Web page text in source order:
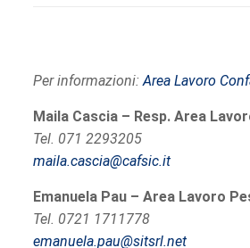
Per informazioni:Area Lavoro
Maila Cascia – Resp. Area
Tel. 071 2293205
maila.cascia@cafsic.it
Emanuela Pau – Area Lavoro
Tel. 0721 1711778
emanuela.pau@sitsrl.net